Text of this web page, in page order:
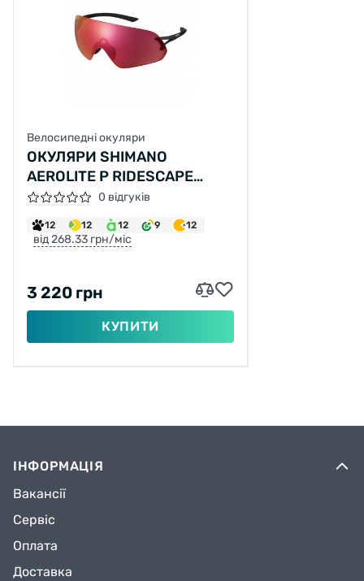
Велосипедні окуляри
ОКУЛЯРИ SHIMANO
AEROLITE P RIDESCAPE
ROAD, ЧОРНІ МАТОВІ
0 відгуків
12 12 12 9 12
від 268.33 грн/міс
3 220 грн
КУПИТИ
ІНФОРМАЦІЯ
Вакансії
Сервіс
Оплата
Доставка